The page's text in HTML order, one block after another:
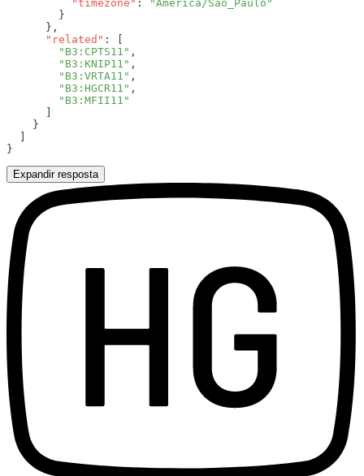
          "timezone"
:
      "related"
        "B3:CPTS11"
        "B3:KNIP11"
        "B3:VRTA11"
        "B3:HGCR11"
Expandir resposta